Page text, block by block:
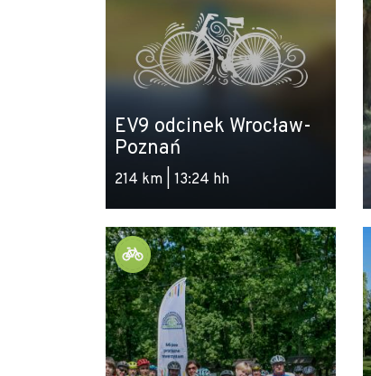
EV9 odcinek Wrocław-
Poznań
214 km | 13:24 hh